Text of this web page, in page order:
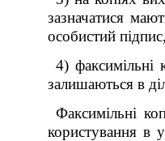
зазначатися
особистий
4) факсимільні
залишаються в
Факсимільні
користування в